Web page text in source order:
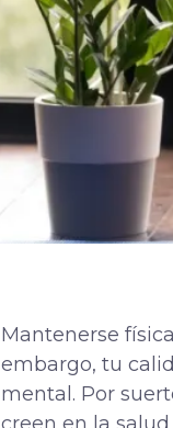
Mantenerse
embargo, tu
mental. Por